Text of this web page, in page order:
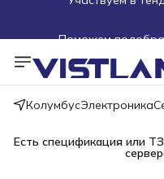
Пуско-
Пришлите
Более 100 000
КолумбусЭлектроника
Есть спецификация или